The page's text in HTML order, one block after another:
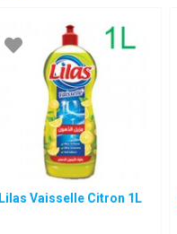
Lilas Vaisselle Citron 1L